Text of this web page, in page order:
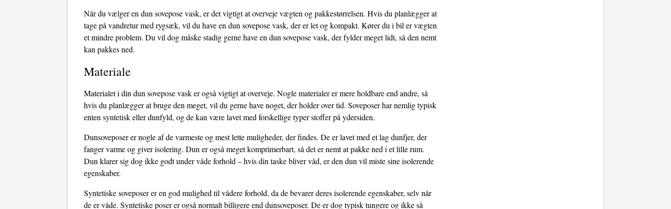
Når du vælger en dun sovepose vask, er det vigtigt at overveje vægten og pakkestørrelsen. Hvis du planlægger at
tage på vandretur med rygsæk, vil du have en dun sovepose vask, der er let og kompakt. Kører du i bil er vægten
et mindre problem. Du vil dog måske stadig gerne have en dun sovepose vask, der fylder meget lidt, så den nemt
kan pakkes ned.
Materiale
Materialet i din dun sovepose vask er også vigtigt at overveje. Nogle materialer er mere holdbare end andre, så
hvis du planlægger at bruge den meget, vil du gerne have noget, der holder over tid. Soveposer har nemlig typisk
enten syntetisk eller dunfyld, og de kan være lavet med forskellige typer stoffer på ydersiden.
Dunsoveposer er nogle af de varmeste og mest lette muligheder, der findes. De er lavet med et lag dunfjer, der
fanger varme og giver isolering. Dun er også meget komprimerbart, så det er nemt at pakke ned i et lille rum.
Dun klarer sig dog ikke godt under våde forhold – hvis din taske bliver våd, er den dun vil miste sine isolerende
egenskaber.
Syntetiske soveposer er en god mulighed til vådere forhold, da de bevarer deres isolerende egenskaber, selv når
de er våde. Syntetiske poser er også normalt billigere end dunsoveposer. De er dog typisk tungere og ikke så